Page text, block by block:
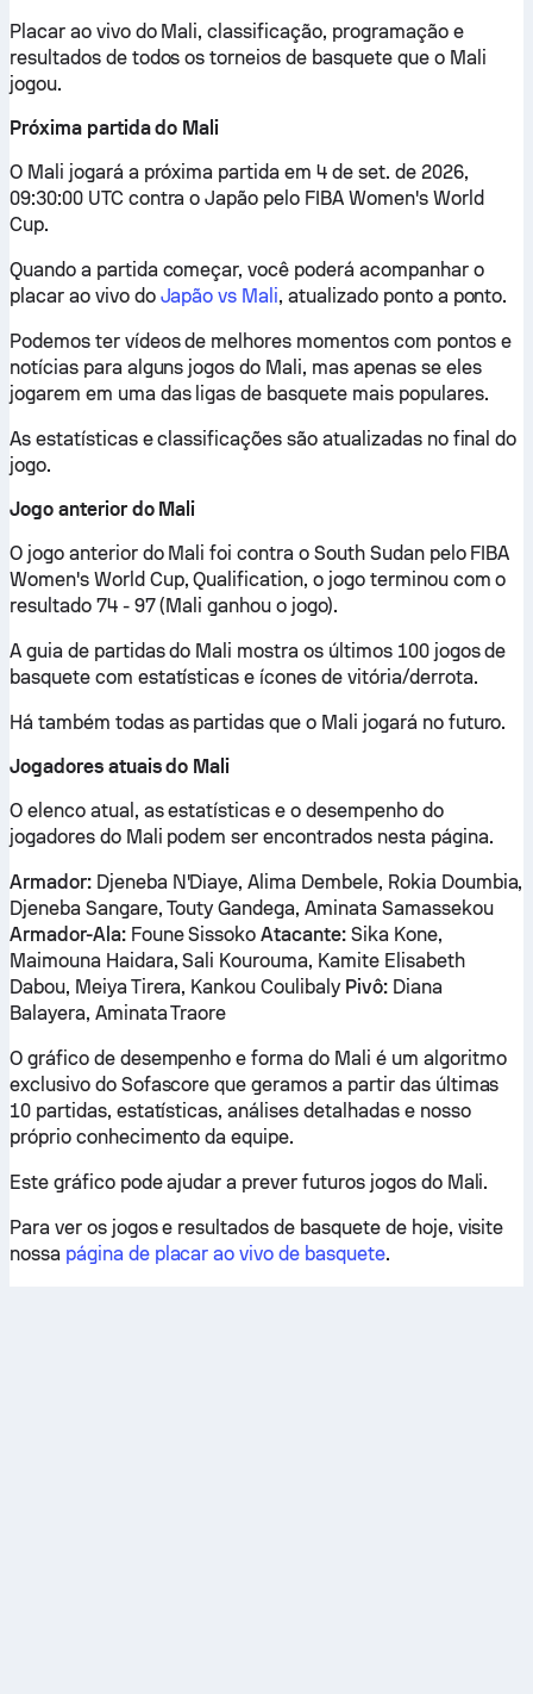
Placar ao vivo do Mali, classificação, programação e
resultados de todos os torneios de basquete que o Mali
jogou.
Próxima partida do Mali
O Mali jogará a próxima partida em 4 de set. de 2026,
09:30:00 UTC contra o Japão pelo FIBA Women's World
Cup.
Quando a partida começar, você poderá acompanhar o
placar ao vivo do Japão vs Mali, atualizado ponto a ponto.
Podemos ter vídeos de melhores momentos com pontos e
notícias para alguns jogos do Mali, mas apenas se eles
jogarem em uma das ligas de basquete mais populares.
As estatísticas e classificações são atualizadas no final do
jogo.
Jogo anterior do Mali
O jogo anterior do Mali foi contra o South Sudan pelo FIBA
Women's World Cup, Qualification, o jogo terminou com o
resultado 74 - 97 (Mali ganhou o jogo).
A guia de partidas do Mali mostra os últimos 100 jogos de
basquete com estatísticas e ícones de vitória/derrota.
Há também todas as partidas que o Mali jogará no futuro.
Jogadores atuais do Mali
O elenco atual, as estatísticas e o desempenho do
jogadores do Mali podem ser encontrados nesta página.
Armador:Djeneba N'Diaye, Alima Dembele, Rokia Doumbia,
Djeneba Sangare, Touty Gandega, Aminata Samassekou
Armador-Ala:Foune SissokoAtacante: Sika Kone,
Maimouna Haidara, Sali Kourouma, Kamite Elisabeth
Dabou, Meiya Tirera, Kankou Coulibaly Pivô:Diana
Balayera, Aminata Traore
O gráfico de desempenho e forma do Mali é um algoritmo
exclusivo do Sofascore que geramos a partir das últimas
10 partidas, estatísticas, análises detalhadas e nosso
próprio conhecimento da equipe.
Este gráfico pode ajudar a prever futuros jogos do Mali.
Para ver os jogos e resultados de basquete de hoje, visite
nossa página de placar ao vivo de basquete.